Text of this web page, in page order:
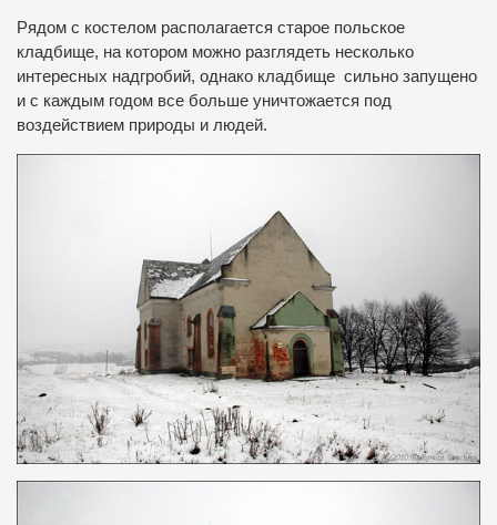
Рядом с костелом располагается старое польское
кладбище, на котором можно разглядеть несколько
интересных надгробий, однако кладбище сильно запущено
и с каждым годом все больше уничтожается под
воздействием природы и людей.